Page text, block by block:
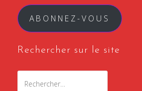
ABONNEZ-VOUS
Rechercher sur le site